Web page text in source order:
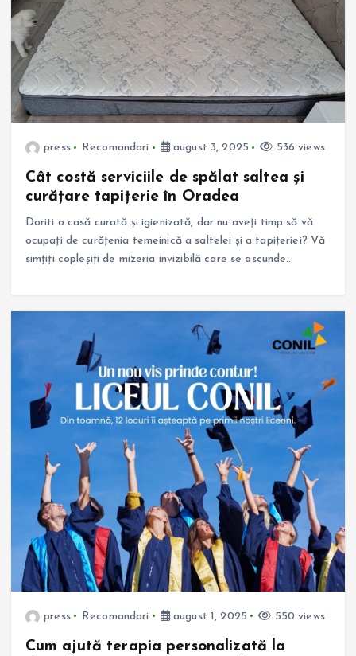
press Recomandari august 3, 2025 536 views
Cât costă serviciile de spălat saltea și
curățare tapițerie în Oradea
Doriti o casă curată și igienizată, dar nu aveți timp să vă
ocupați de curățenia temeinică a saltelei și a tapițeriei? Vă
simțiți copleșiți de mizeria invizibilă care se ascunde…
press Recomandari august 1, 2025 550 views
Cum ajută terapia personalizată la